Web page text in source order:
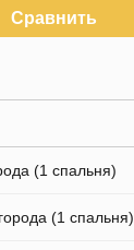
Сравнить
(1 спальня)
(1 спальня)